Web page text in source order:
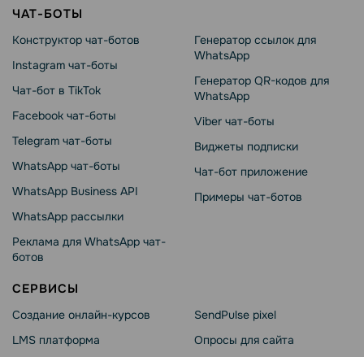
ЧАТ-БОТЫ
Конструктор чат-ботов
Instagram чат-боты
Чат-бот в TikTok
Facebook чат-боты
Telegram чат-боты
WhatsApp чат-боты
WhatsApp Business API
WhatsApp рассылки
Реклама для WhatsApp чат-
ботов
Генератор ссылок для
WhatsApp
Генератор QR-кодов для
WhatsApp
Viber чат-боты
Виджеты подписки
Чат-бот приложение
Примеры чат-ботов
СЕРВИСЫ
Создание онлайн-курсов
LMS платформа
SendPulse pixel
Опросы для сайта